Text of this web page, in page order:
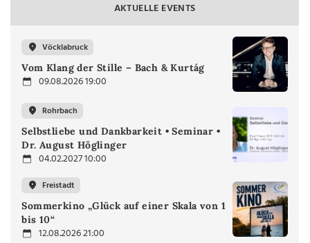
AKTUELLE EVENTS
Vöcklabruck
Vom Klang der Stille – Bach & Kurtág
09.08.2026 19:00
Rohrbach
Selbstliebe und Dankbarkeit • Seminar •
Dr. August Höglinger
04.02.2027 10:00
Freistadt
Sommerkino „Glück auf einer Skala von 1
bis 10“
12.08.2026 21:00